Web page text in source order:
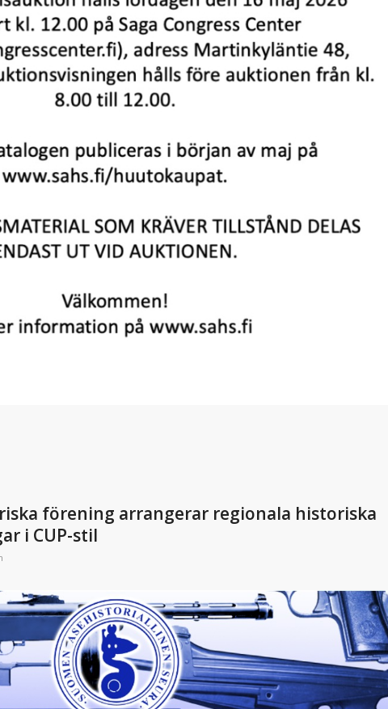
förening arrangerar regionala historiska
i CUP-stil